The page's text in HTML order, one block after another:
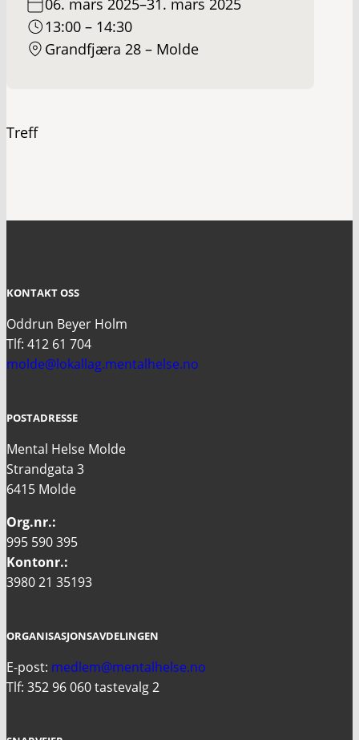
06. mars 2025–31. mars 2025
13:00 – 14:30
Grandfjæra 28 – Molde
Treff
KONTAKT OSS
Oddrun Beyer Holm
Tlf: 412 61 704
molde@lokallag.mentalhelse.no
POSTADRESSE
Mental Helse Molde
Strandgata 3
6415 Molde
Org.nr.:
995 590 395
Kontonr.:
3980 21 35193
ORGANISASJONSAVDELINGEN
E-post: medlem@mentalhelse.no
Tlf: 352 96 060 tastevalg 2